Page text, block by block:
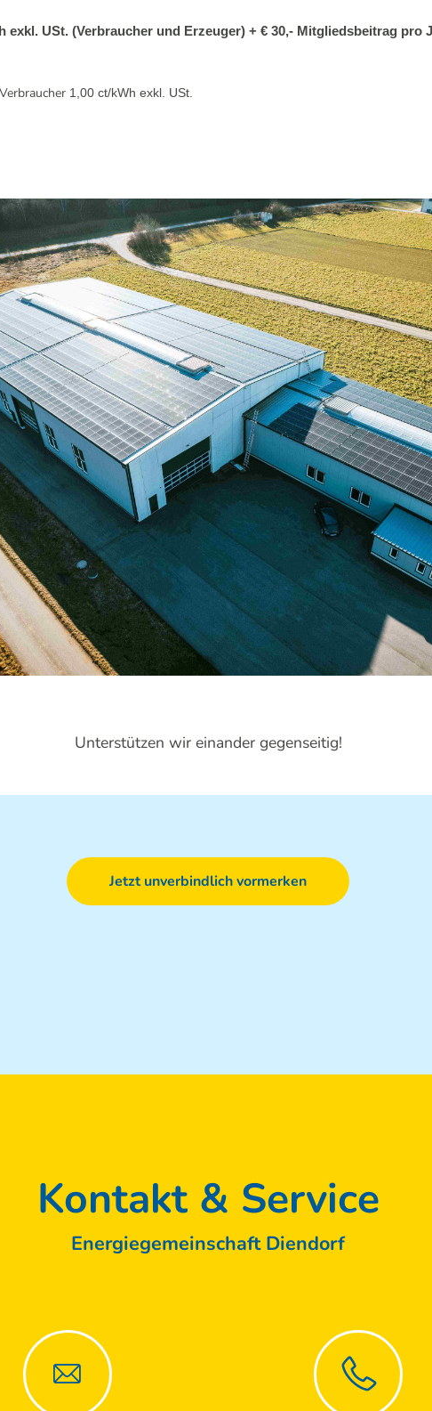
exkl. USt. (Verbraucher und Erzeuger) + € 30,- Mitgliedsbeitrag pro
1,00 ct/kWh exkl. USt.
Unterstützen wir einander gegenseitig!
Jetzt unverbindlich vormerken
Kontakt & Service
Energiegemeinschaft Diendorf